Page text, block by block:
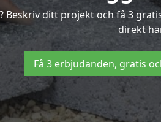
Beskriv ditt projekt och få 3
direkt
Få 3 erbjudanden, gratis